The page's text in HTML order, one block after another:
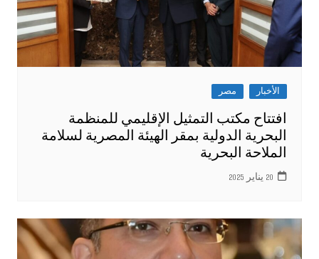
الأخبار مصر
افتتاح مكتب التمثيل الإقليمي للمنظمة
البحرية الدولية بمقر الهيئة المصرية لسلامة
الملاحة البحرية
20 يناير 2025